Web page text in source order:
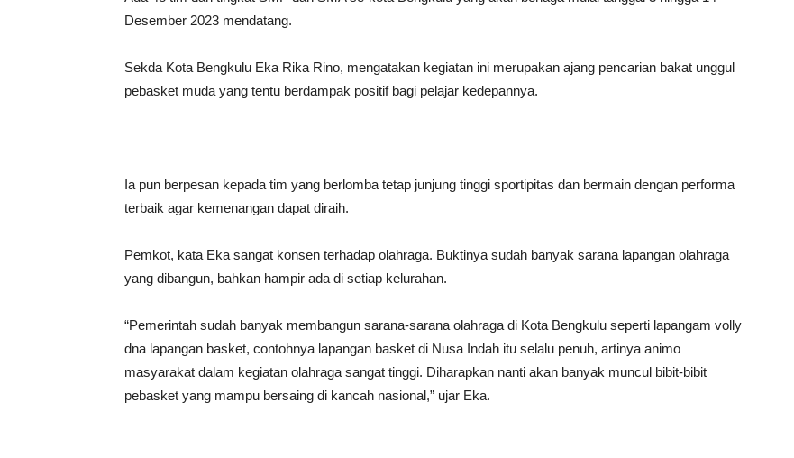
Desember 2023 mendatang.
Sekda Kota Bengkulu Eka Rika Rino, mengatakan kegiatan ini merupakan ajang pencarian bakat unggul
pebasket muda yang tentu berdampak positif bagi pelajar kedepannya.
Ia pun berpesan kepada tim yang berlomba tetap junjung tinggi sportipitas dan bermain dengan performa
terbaik agar kemenangan dapat diraih.
Pemkot, kata Eka sangat konsen terhadap olahraga. Buktinya sudah banyak sarana lapangan olahraga
yang dibangun, bahkan hampir ada di setiap kelurahan.
“Pemerintah sudah banyak membangun sarana-sarana olahraga di Kota Bengkulu seperti lapangam volly
dna lapangan basket, contohnya lapangan basket di Nusa Indah itu selalu penuh, artinya animo
masyarakat dalam kegiatan olahraga sangat tinggi. Diharapkan nanti akan banyak muncul bibit-bibit
pebasket yang mampu bersaing di kancah nasional,” ujar Eka.